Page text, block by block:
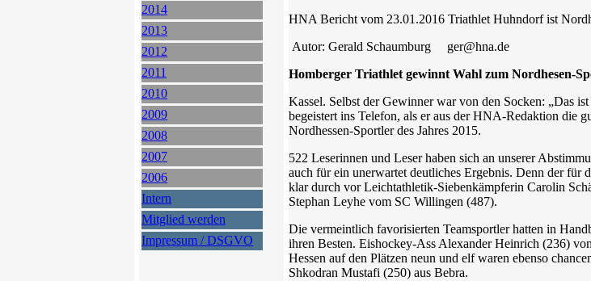
2014
2013
2012
2011
2010
2009
2008
2007
2006
Intern
Mitglied werden
Impressum / DSGVO
HNA Bericht vom 23.01.2016 Triathlet Huhndorf ist
Autor: Gerald Schaumburg ger@hna.de
Homberger Triathlet gewinnt Wahl zum Nordhesen-
Kassel. Selbst der Gewinner war von den Socken: „Das
begeistert ins Telefon, als er aus der HNA-Redaktion die
Nordhessen-Sportler des Jahres 2015.
522 Leserinnen und Leser haben sich an unserer
auch für ein unerwartet deutliches Ergebnis. Denn der für
klar durch vor Leichtathletik-Siebenkämpferin Carolin
Stephan Leyhe vom SC Willingen (487).
Die vermeintlich favorisierten Teamsportler hatten in
ihren Besten. Eishockey-Ass Alexander Heinrich (236)
Hessen auf den Plätzen neun und elf waren ebenso
Shkodran Mustafi (250) aus Bebra.